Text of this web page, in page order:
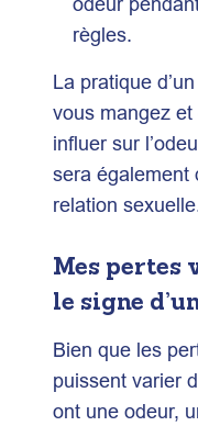
règles.
La pratique
vous mangez
influer sur
sera également
relation
Mes pertes
le signe
Bien que les
puissent varier
ont une odeur,